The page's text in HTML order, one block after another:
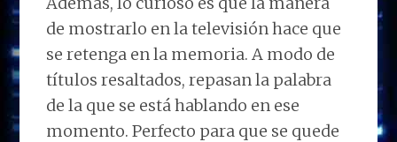
de mostrarlo en la televisión hace que
se retenga en la memoria. A modo de
títulos resaltados, repasan la palabra
de la que se está hablando en ese
momento. Perfecto para que se quede